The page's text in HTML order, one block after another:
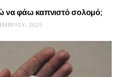
φάω καπνιστό σολομό;
2025